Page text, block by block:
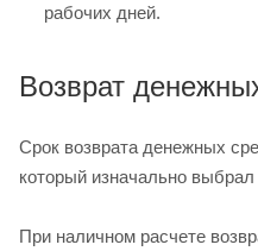
рабочих дней.
Возврат
Срок возврата денежных
который изначально выбрал
При наличном расчете